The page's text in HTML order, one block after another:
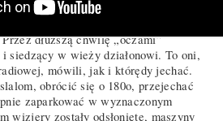
– tor przeszkód. W czołgach
i wizjery. Maszyny trzeba było obrócić
dłuższą chwilę „oczami”
siedzący w wieży działonowi. To oni,
mówili, jak i którędy jechać.
obrócić się o 180o, przejechać
zaparkować w wyznaczonym
wizjery zostały odsłonięte, maszyny